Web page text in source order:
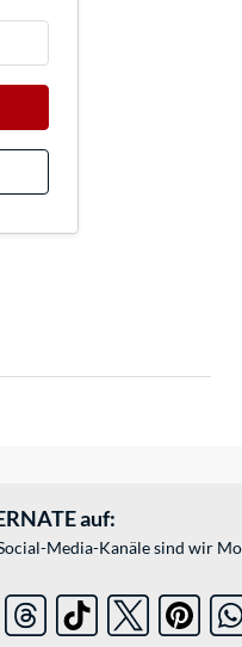
auf:
Media-Kanäle sind wir